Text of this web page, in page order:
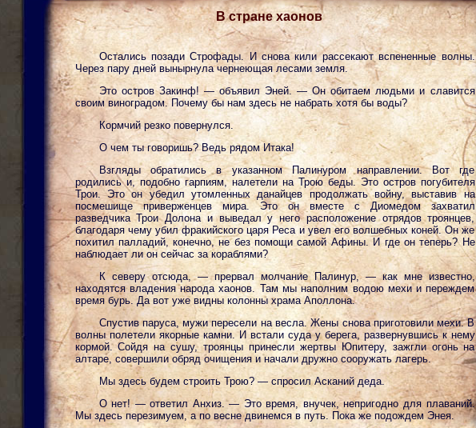
В стране хаонов
Остались позади Строфады. И снова кили рассекают вспененные волны.
Через пару дней вынырнула чернеющая лесами земля.
Это остров Закинф! — объявил Эней. — Он обитаем людьми и славится
своим виноградом. Почему бы нам здесь не набрать хотя бы воды?
Кормчий резко повернулся.
О чем ты говоришь? Ведь рядом Итака!
Взгляды обратились в указанном Палинуром направлении. Вот где
родились и, подобно гарпиям, налетели на Трою беды. Это остров погубителя
Трои. Это он убедил утомленных данайцев продолжать войну, выставив на
посмешище приверженцев мира. Это он вместе с Диомедом захватил
разведчика Трои Долона и выведал у него расположение отрядов троянцев,
благодаря чему убил фракийского царя Реса и увел его волшебных коней. Он же
похитил палладий, конечно, не без помощи самой Афины. И где он теперь? Не
наблюдает ли он сейчас за кораблями?
К северу отсюда, — прервал молчание Палинур, — как мне известно,
находятся владения народа хаонов. Там мы наполним водою мехи и переждем
время бурь. Да вот уже видны колонны храма Аполлона.
Спустив паруса, мужи пересели на весла. Жены снова приготовили мехи. В
волны полетели якорные камни. И встали суда у берега, развернувшись к нему
кормой. Сойдя на сушу, троянцы принесли жертвы Юпитеру, зажгли огонь на
алтаре, совершили обряд очищения и начали дружно сооружать лагерь.
Мы здесь будем строить Трою? — спросил Асканий деда.
О нет! — ответил Анхиз. — Это время, внучек, непригодно для плаваний.
Мы здесь перезимуем, а по весне двинемся в путь. Пока же подождем Энея.